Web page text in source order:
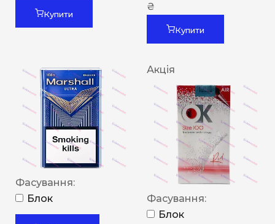
Купити
₴
Купити
Фасування:
Блок
Акція
Фасування:
Блок